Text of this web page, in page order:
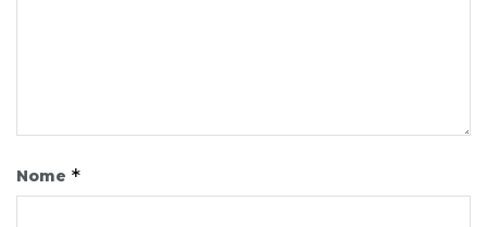
Nome *